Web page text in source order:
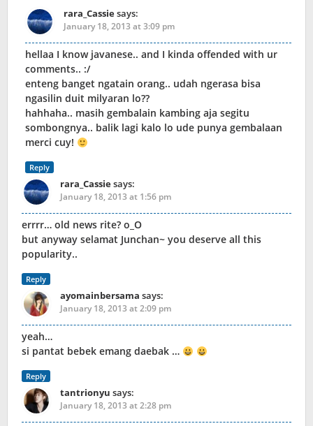
rara_Cassiesays:
January 18, 2013 at 3:09 pm
hellaa I know javanese.. and I kinda offended with ur
comments.. :/
enteng banget ngatain orang.. udah ngerasa bisa
ngasilin duit milyaran lo??
hahhaha.. masih gembalain kambing aja segitu
sombongnya.. balik lagi kalo lo ude punya gembalaan
merci cuy!
Reply
rara_Cassiesays:
January 18, 2013 at 1:56 pm
errrr… old news rite? o_O
but anyway selamat Junchan~ you deserve all this
popularity..
Reply
ayomainbersama says:
January 18, 2013 at 2:09 pm
yeah…
si pantat bebek emang daebak …
Reply
tantrionyu says:
January 18, 2013 at 2:28 pm